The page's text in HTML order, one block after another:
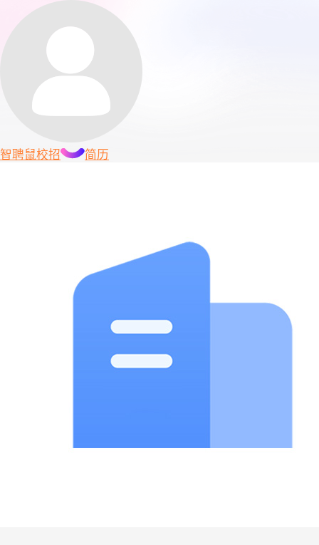
智聘鼠校招 简历